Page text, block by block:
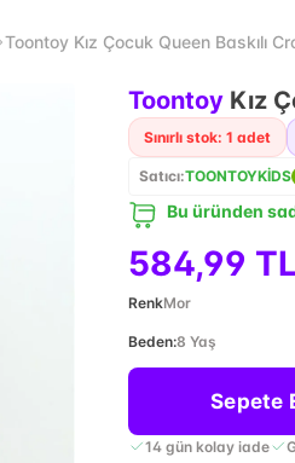
Toontoy Kız Çocuk Queen Baskılı
Toontoy Kız
Sınırlı stok: 1 adet
Satıcı:TOONTOYKİDS
Bu üründen
584,99 TL
RenkMor
Beden:8 Yaş
Sepete
14 gün kolay iade